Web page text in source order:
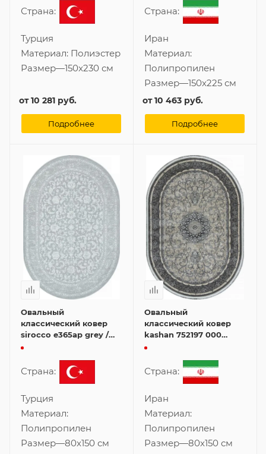
Страна:
Турция
Материал: Полиэстер
Размер—150x230 см
от10 281 руб.
Подробнее
Страна:
Иран
Материал:
Полипропилен
Размер—150x225 см
от10 463 руб.
Подробнее
Овальный
классический ковер
sirocco e365ap grey /
white 80x150 см
Страна:
Турция
Материал:
Полипропилен
Размер—80x150 см
Овальный
классический ковер
kashan 752197 000
80x150 см
Страна:
Иран
Материал:
Полипропилен
Размер—80x150 см